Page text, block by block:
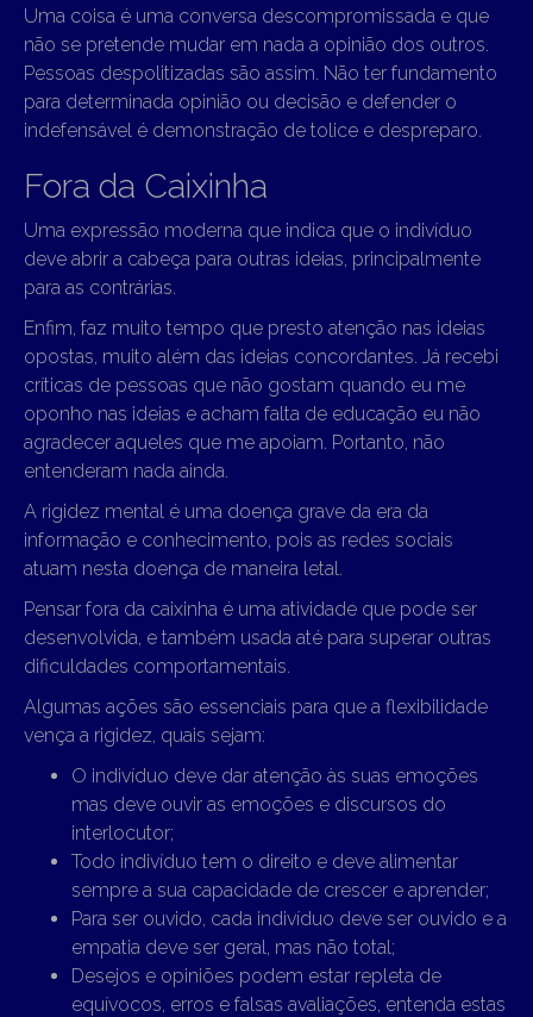
Uma coisa é uma conversa descompromissada e que
não se pretende mudar em nada a opinião dos outros.
Pessoas despolitizadas são assim. Não ter fundamento
para determinada opinião ou decisão e defender o
indefensável é demonstração de tolice e despreparo.
Fora da Caixinha
Uma expressão moderna que indica que o indivíduo
deve abrir a cabeça para outras ideias, principalmente
para as contrárias.
Enfim, faz muito tempo que presto atenção nas ideias
opostas, muito além das ideias concordantes. Já recebi
críticas de pessoas que não gostam quando eu me
oponho nas ideias e acham falta de educação eu não
agradecer aqueles que me apoiam. Portanto, não
entenderam nada ainda.
A rigidez mental é uma doença grave da era da
informação e conhecimento, pois as redes sociais
atuam nesta doença de maneira letal.
Pensar fora da caixinha é uma atividade que pode ser
desenvolvida, e também usada até para superar outras
dificuldades comportamentais.
Algumas ações são essenciais para que a flexibilidade
vença a rigidez, quais sejam:
O indivíduo deve dar atenção às suas emoções
mas deve ouvir as emoções e discursos do
interlocutor;
Todo indivíduo tem o direito e deve alimentar
sempre a sua capacidade de crescer e aprender;
Para ser ouvido, cada indivíduo deve ser ouvido e a
empatia deve ser geral, mas não total;
Desejos e opiniões podem estar repleta de
equívocos, erros e falsas avaliações, entenda estas